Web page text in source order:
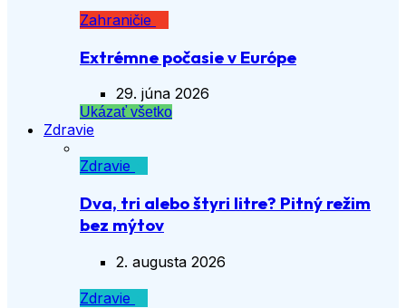
Zahraničie
Extrémne počasie v Európe
29. júna 2026
Ukázať všetko
Zdravie
Zdravie
Dva, tri alebo štyri litre? Pitný režim
bez mýtov
2. augusta 2026
Zdravie